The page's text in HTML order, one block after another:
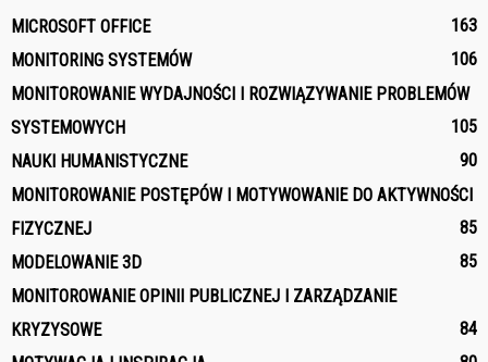
MICROSOFT OFFICE
163
MONITORING SYSTEMÓW
106
MONITOROWANIE WYDAJNOŚCI I ROZWIĄZYWANIE PROBLEMÓW
SYSTEMOWYCH
105
NAUKI HUMANISTYCZNE
90
MONITOROWANIE POSTĘPÓW I MOTYWOWANIE DO AKTYWNOŚCI
FIZYCZNEJ
85
MODELOWANIE 3D
85
MONITOROWANIE OPINII PUBLICZNEJ I ZARZĄDZANIE
KRYZYSOWE
84